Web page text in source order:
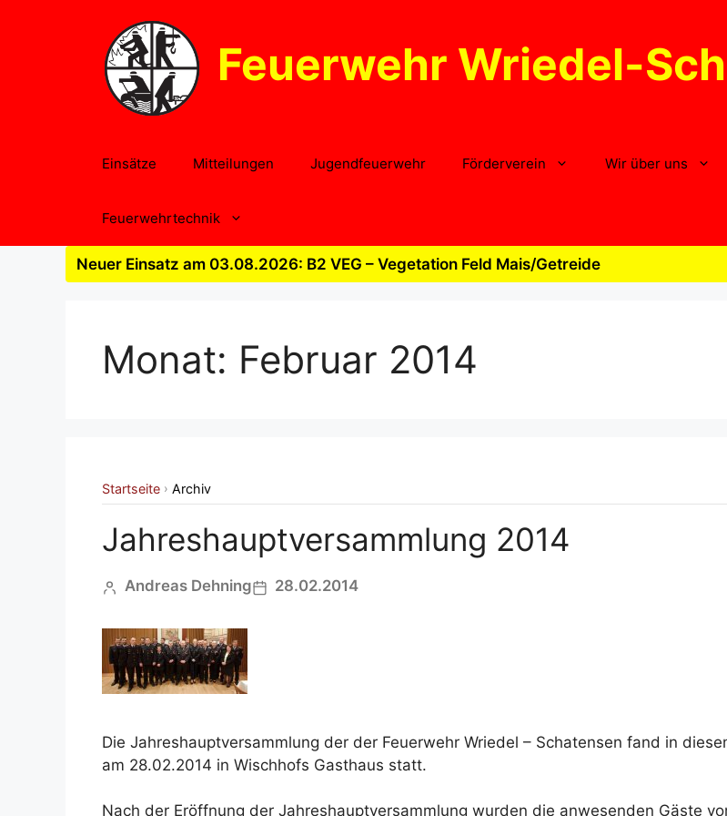
Feuerwehr Wriedel-
Einsätze Mitteilungen Jugendfeuerwehr Förderverein Wir über uns
Feuerwehrtechnik
Neuer Einsatz am 03.08.2026: B2 VEG – Vegetation Feld Mais/Getreide
Monat: Februar 2014
Startseite › Archiv
Jahreshauptversammlung 2014
Andreas Dehning 28.02.2014
Die Jahreshauptversammlung der der Feuerwehr Wriedel – Schatensen fand in
am 28.02.2014 in Wischhofs Gasthaus statt.
Nach der Eröffnung der Jahreshauptversammlung wurden die anwesenden Gäste